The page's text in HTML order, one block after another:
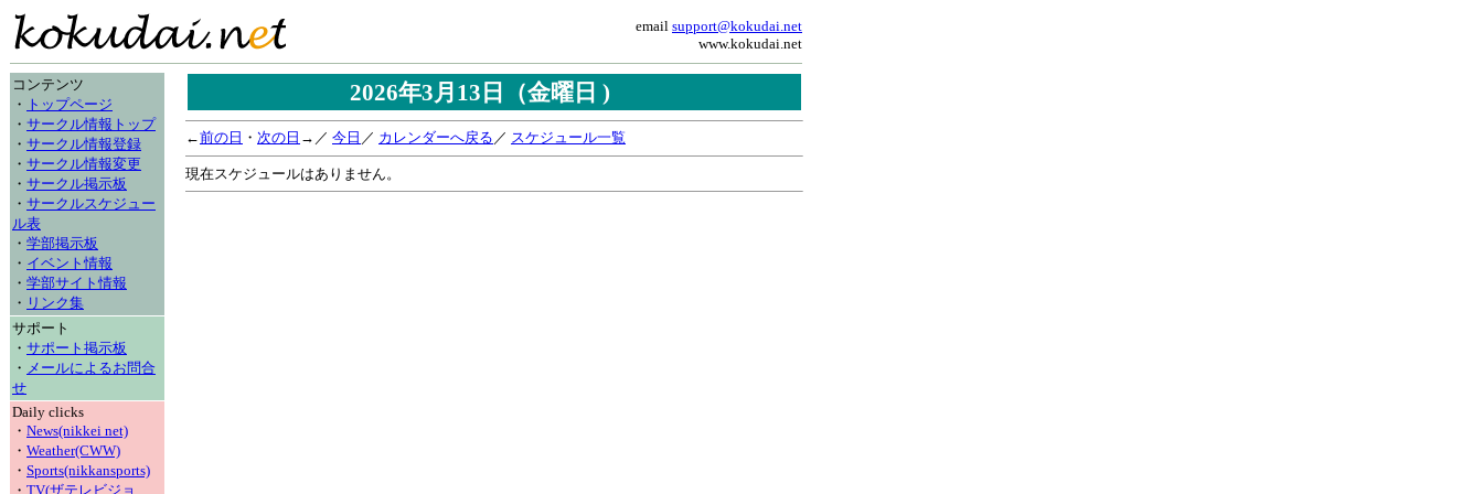
email support@kokudai.net
www.kokudai.net
コンテンツ
・ トップページ
・ サークル情報トップ
・ サークル情報登録
・ サークル情報変更
・ サークル掲示板
・ サークルスケジュー
ル表
・ 学部掲示板
・ イベント情報
・ 学部サイト情報
・ リンク集
サポート
・ サポート掲示板
・ メールによるお問合
せ
Daily clicks
・ News(nikkei net)
・ Weather(CWW)
・ Sports(nikkansports)
・ TV(ザテレビジョ
2026年3月13日（金曜日 )
←前の日 ・ 次の日 →／ 今日 ／ カレンダーへ戻る ／ スケジュール一覧
現在スケジュールはありません。